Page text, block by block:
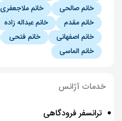
خانم صالحی
خانم ملاجعفری
خانم مقدم
خانم عبداله زاده
خانم اصفهانی
خانم فتحی
خانم الماسی
خدمات آژانس
ترانسفر فرودگاهی